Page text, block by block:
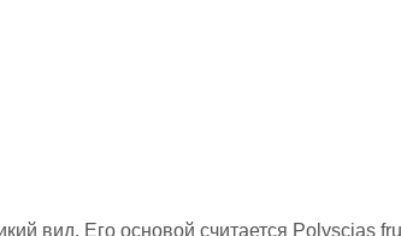
вид. Его основой считается